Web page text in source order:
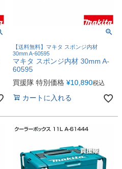
【送料無料】マキタ スポンジ内材
30mm A-60595
マキタ スポンジ内材 30mm A-
60595
買援隊 特別価格 ¥10,890税込
カートに入れる